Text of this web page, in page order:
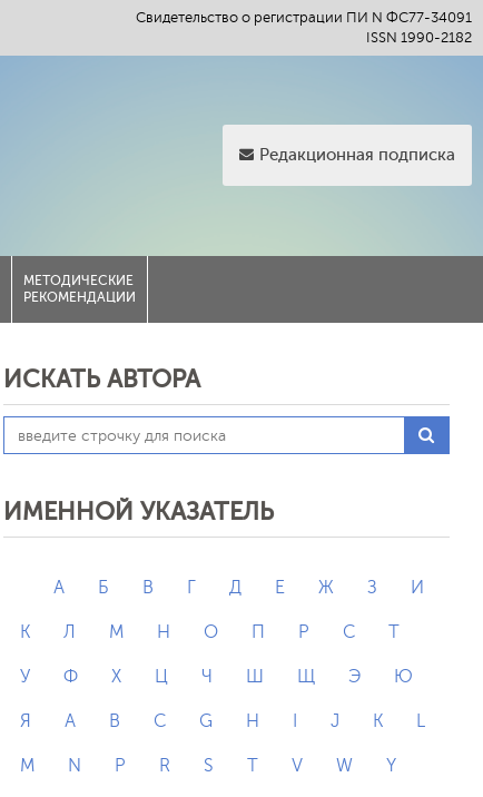
Свидетельство о регистрации ПИ N ФС77-34091
ISSN 1990-2182
Редакционная подписка
МЕТОДИЧЕСКИЕ
РЕКОМЕНДАЦИИ
ИСКАТЬ АВТОРА
ИМЕННОЙ УКАЗАТЕЛЬ
А Б В Г Д Е Ж З И
К Л М Н О П Р С Т
У Ф Х Ц Ч Ш Щ Э Ю
Я A B C G H J K L
M N P R S T V W Y